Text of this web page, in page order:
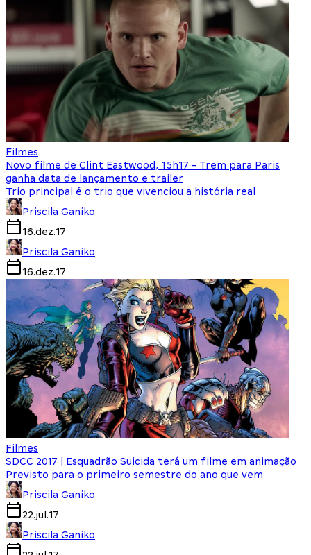
Filmes
Novo filme de Clint Eastwood, 15h17 - Trem para Paris
ganha data de lançamento e trailer
Trio principal é o trio que vivenciou a história real
Priscila Ganiko
16.dez.17
Priscila Ganiko
16.dez.17
Filmes
SDCC 2017 | Esquadrão Suicida terá um filme em animação
Previsto para o primeiro semestre do ano que vem
Priscila Ganiko
22.jul.17
Priscila Ganiko